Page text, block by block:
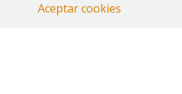
Aceptar cookies